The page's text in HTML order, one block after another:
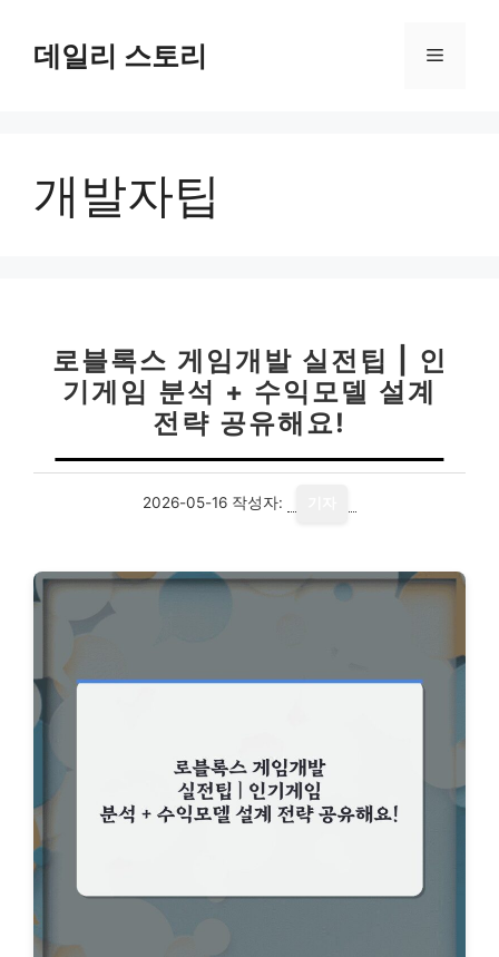
데일리 스토리 메
개발자팁
로블록스 게임개발 실전팁 | 인
기게임 분석 + 수익모델 설계
전략 공유해요!
2026-05-16 작성자: